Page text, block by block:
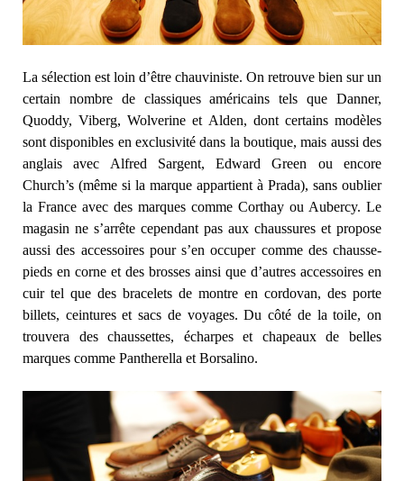
La sélection est loin d’être chauviniste. On retrouve bien sur un
certain nombre de classiques américains tels que Danner,
Quoddy, Viberg, Wolverine et Alden, dont certains modèles
sont disponibles en exclusivité dans la boutique, mais aussi des
anglais avec Alfred Sargent, Edward Green ou encore
Church’s (même si la marque appartient à Prada), sans oublier
la France avec des marques comme Corthay ou Aubercy. Le
magasin ne s’arrête cependant pas aux chaussures et propose
aussi des accessoires pour s’en occuper comme des chausse-
pieds en corne et des brosses ainsi que d’autres accessoires en
cuir tel que des bracelets de montre en cordovan, des porte
billets, ceintures et sacs de voyages. Du côté de la toile, on
trouvera des chaussettes, écharpes et chapeaux de belles
marques comme Pantherella et Borsalino.